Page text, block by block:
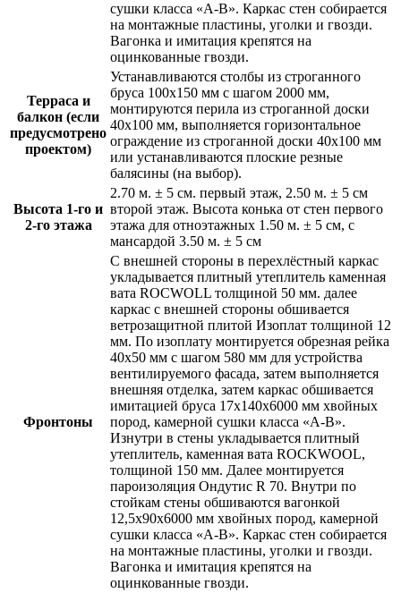
сушки класса «А-В». Каркас стен собирается
на монтажные пластины, уголки и гвозди.
Вагонка и имитация крепятся на
оцинкованные гвозди.
Терраса и
балкон (если
предусмотрено
проектом)
Устанавливаются столбы из строганного
бруса 100х150 мм с шагом 2000 мм,
монтируются перила из строганной доски
40х100 мм, выполняется горизонтальное
ограждение из строганной доски 40х100 мм
или устанавливаются плоские резные
балясины (на выбор).
Высота 1-го и
2-го этажа
2.70 м. ± 5 см. первый этаж, 2.50 м. ± 5 см
второй этаж. Высота конька от стен первого
этажа для отноэтажных 1.50 м. ± 5 см, с
мансардой 3.50 м. ± 5 см
Фронтоны
С внешней стороны в перехлёстный каркас
укладывается плитный утеплитель каменная
вата ROCWOLL толщиной 50 мм. далее
каркас с внешней стороны обшивается
ветрозащитной плитой Изоплат толщиной 12
мм. По изоплату монтируется обрезная рейка
40х50 мм с шагом 580 мм для устройства
вентилируемого фасада, затем выполняется
внешняя отделка, затем каркас обшивается
имитацией бруса 17х140х6000 мм хвойных
пород, камерной сушки класса «А-В».
Изнутри в стены укладывается плитный
утеплитель, каменная вата ROCKWOOL,
толщиной 150 мм. Далее монтируется
пароизоляция Ондутис R 70. Внутри по
стойкам стены обшиваются вагонкой
12,5х90х6000 мм хвойных пород, камерной
сушки класса «А-В». Каркас стен собирается
на монтажные пластины, уголки и гвозди.
Вагонка и имитация крепятся на
оцинкованные гвозди.